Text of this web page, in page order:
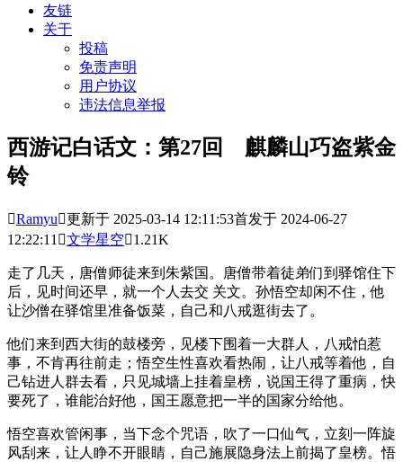
友链
关于
投稿
免责声明
用户协议
违法信息举报
西游记白话文：第27回 麒麟山巧盗紫金
铃
Ramyu更新于 2025-03-14 12:11:53首发于 2024-06-27
12:22:11 文学星空1.21K
走了几天，唐僧师徒来到朱紫国。唐僧带着徒弟们到驿馆住下
后，见时间还早，就一个人去交 关文。孙悟空却闲不住，他
让沙僧在驿馆里准备饭菜，自己和八戒逛街去了。
他们来到西大街的鼓楼旁，见楼下围着一大群人，八戒怕惹
事，不肯再往前走；悟空生性喜欢看热闹，让八戒等着他，自
己钻进人群去看，只见城墙上挂着皇榜，说国王得了重病，快
要死了，谁能治好他，国王愿意把一半的国家分给他。
悟空喜欢管闲事，当下念个咒语，吹了一口仙气，立刻一阵旋
风刮来，让人睁不开眼睛，自己施展隐身法上前揭了皇榜。悟